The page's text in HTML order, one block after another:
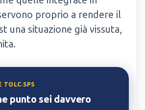
proprio a rendere il
una situazione già vissuta,
TOLC‑SPS
punto sei davvero